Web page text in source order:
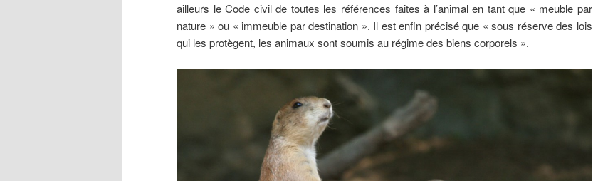
ailleurs le Code civil de toutes les références faites à l’animal en tant que « meuble par
nature » ou « immeuble par destination ». Il est enfin précisé que « sous réserve des lois
qui les protègent, les animaux sont soumis au régime des biens corporels ».